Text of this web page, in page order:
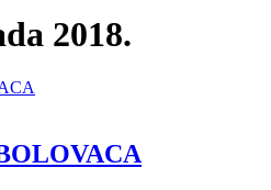
2018.